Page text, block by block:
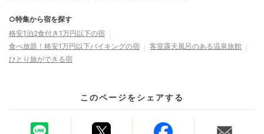
○特集から宿を探す
格安1泊2食付き1万円以下の宿
食べ放題！格安1万円以下バイキングの宿
客室露天風呂のある温泉旅館
ひとり旅ができる宿
このページをシェアする